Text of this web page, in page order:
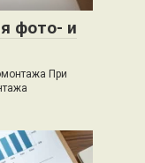
фото- и
При